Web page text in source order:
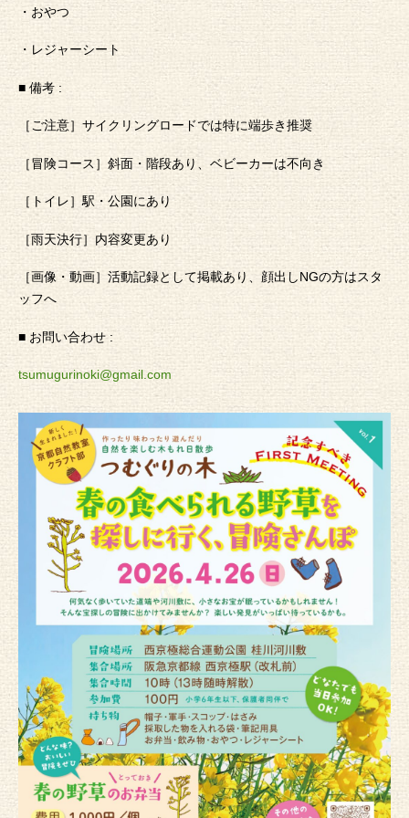
・おやつ
・レジャーシート
■ 備考 :
［ご注意］サイクリングロードでは特に端歩き推奨
［冒険コース］斜面・階段あり、ベビーカーは不向き
［トイレ］駅・公園にあり
［雨天決行］内容変更あり
［画像・動画］活動記録として掲載あり、顔出しNGの方はスタ
ッフへ
■ お問い合わせ :
tsumugurinoki@gmail.com